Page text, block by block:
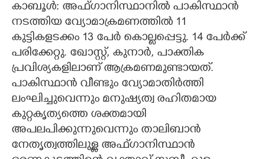
CARTOONS
LITERATURE
ZOOM
CONTACT US
കാബൂൾ: അഫ്ഗാനിസ്ഥാനിൽ പാകിസ്ഥാൻ
നടത്തിയ വ്യോമാക്രമണത്തിൽ 11
കുട്ടികളടക്കം 13 പേർ കൊല്ലപ്പെട്ടു. 14 പേർക്ക്
പരിക്കേറ്റു. ഖോസ്റ്റ്, കുനാർ, പാക്തിക
പ്രവിശ്യകളിലാണ് ആക്രമണമുണ്ടായത്.
പാകിസ്ഥാൻ വീണ്ടും വ്യോമാതിർത്തി
ലംഘിച്ചുവെന്നും മനുഷ്യത്വ രഹിതമായ
കുറ്റകൃത്യത്തെ ശക്തമായി
അപലപിക്കുന്നുവെന്നും താലിബാൻ
നേതൃത്വത്തിലുള്ള അഫ്ഗാനിസ്ഥാൻ